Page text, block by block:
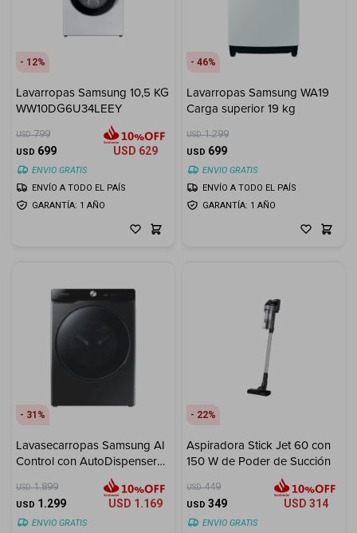
12
Lavarropas Samsung 10,5 KG
WW10DG6U34LEEY
USD 799
USD 699 USD 629
ENVIO GRATIS
GARANTÍA: 1 AÑO
ENVÍO A TODO EL PAÍS
46
Lavarropas Samsung WA19
Carga superior 19 kg
USD 1.299
USD 699
ENVIO GRATIS
GARANTÍA: 1 AÑO
ENVÍO A TODO EL PAÍS
31
Lavasecarropas Samsung AI
Control con AutoDispenser
USD 1.899
USD 1.299 USD 1.169
ENVIO GRATIS
22
Aspiradora Stick Jet 60 con
150 W de Poder de Succión
USD 449
USD 349 USD 314
ENVIO GRATIS